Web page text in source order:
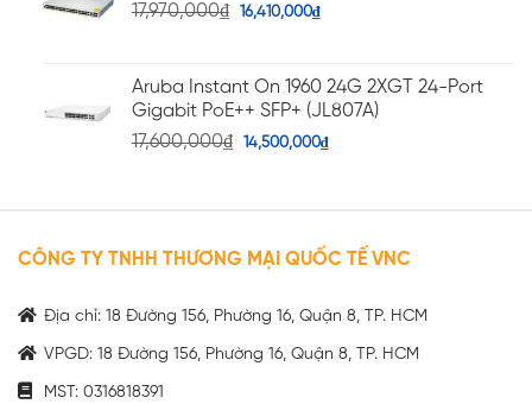
17,970,000₫ 16,410,000₫
Aruba Instant On 1960 24G 2XGT 24-Port
Gigabit PoE++ SFP+ (JL807A)
17,600,000₫ 14,500,000₫
CÔNG TY TNHH THƯƠNG MẠI QUỐC TẾ VNC
Địa chỉ: 18 Đường 156, Phường 16, Quận 8, TP. HCM
VPGD: 18 Đường 156, Phường 16, Quận 8, TP. HCM
MST: 0316818391